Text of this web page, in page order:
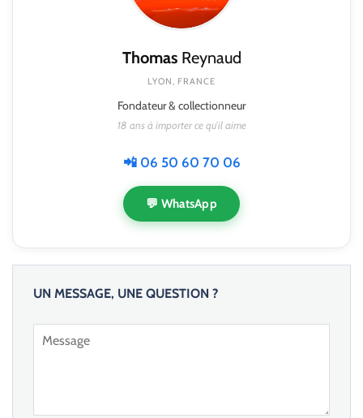
ThomasReynaud
LYON, FRANCE
Fondateur & collectionneur
18 ans à importer ce qu'il aime
📲 06 50 60 70 06
💬 WhatsApp
UN MESSAGE, UNE QUESTION ?